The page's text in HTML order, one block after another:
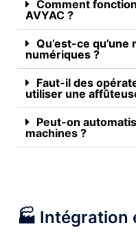
Comment
AVYAC ?
Qu’est-ce
numériques ?
Faut-il des
utiliser une
Peut-on
machines ?
🏭 Intégration